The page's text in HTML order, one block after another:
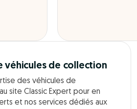
véhicules de collection
des véhicules de
site Classic Expert pour en
et nos services dédiés aux